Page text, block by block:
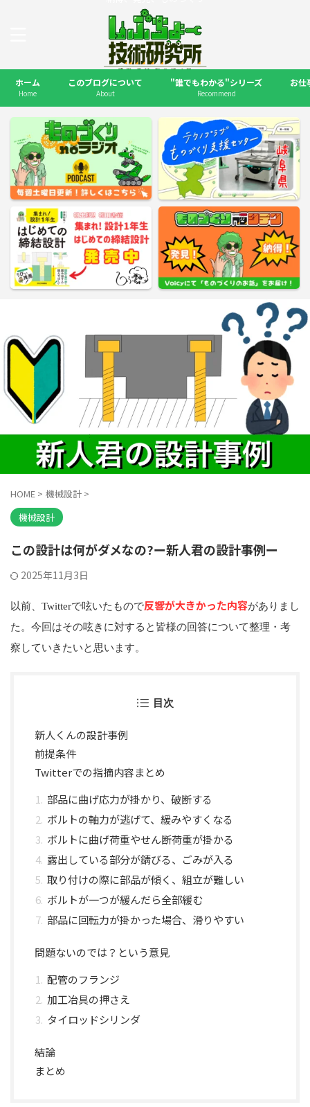
ホーム
Home
このブログについて
About
"誰でもわかる"シリーズ
Recommend
お仕
HOME > 機械設計 >
機械設計
この設計は何がダメなの?ー新人君の設計事例ー
2025年11月3日
以前、Twitterで呟いたもので反響が大きかった内容がありまし
た。今回はその呟きに対すると皆様の回答について整理・考
察していきたいと思います。
目次
新人くんの設計事例
前提条件
Twitterでの指摘内容まとめ
部品に曲げ応力が掛かり、破断する
ボルトの軸力が逃げて、緩みやすくなる
ボルトに曲げ荷重やせん断荷重が掛かる
露出している部分が錆びる、ごみが入る
取り付けの際に部品が傾く、組立が難しい
ボルトが一つが緩んだら全部緩む
部品に回転力が掛かった場合、滑りやすい
問題ないのでは？という意見
配管のフランジ
加工冶具の押さえ
タイロッドシリンダ
結論
まとめ